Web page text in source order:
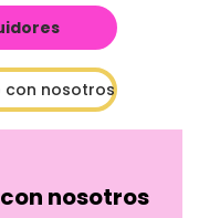
con nosotros
nosotros